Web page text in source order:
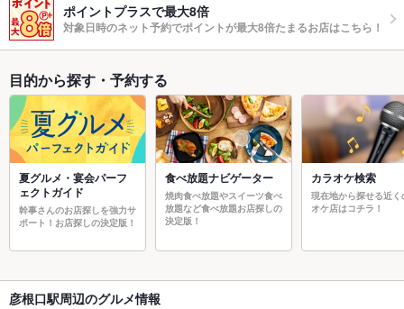
ポイントプラスで最大8倍
対象日時のネット予約でポイントが最大8倍たまるお店はこちら！
目的から探す・予約する
夏グルメ・宴会パーフ
ェクトガイド
幹事さんのお店探しを強力サ
ポート！お店探しの決定版！
食べ放題ナビゲーター
焼肉食べ放題やスイーツ食べ
放題など食べ放題お店探しの
決定版！
カラオケ検索
現在地から探せる近く
オケ店はコチラ！
彦根口駅周辺のグルメ情報